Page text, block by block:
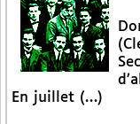
En juillet (…)